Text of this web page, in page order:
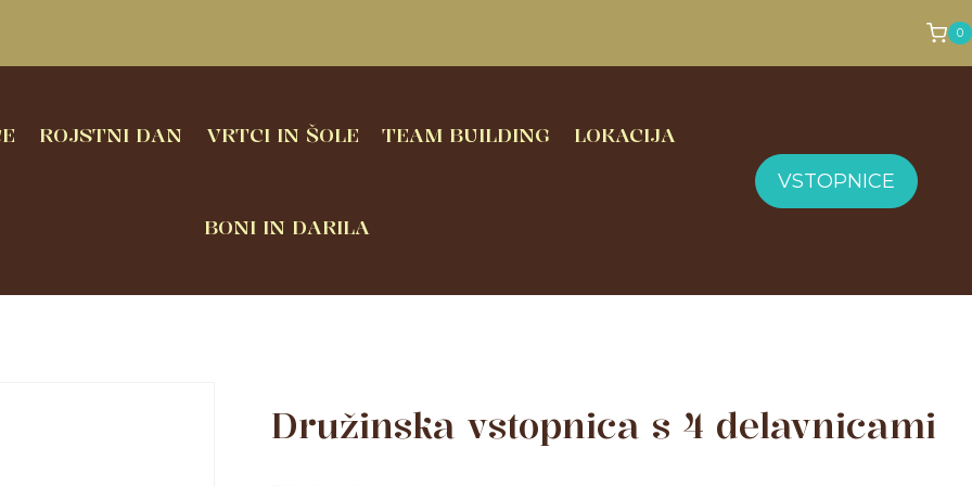
0
ROJSTNI DAN VRTCI IN ŠOLE TEAM BUILDING LOKACIJA
BONI IN DARILA
VSTOPNICE
Družinska vstopnica s 4 delavnicami